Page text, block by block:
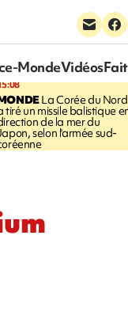
MondeVidéos
La Corée du Nord
tiré un missile balistique
de la mer du
selon l'armée sud-